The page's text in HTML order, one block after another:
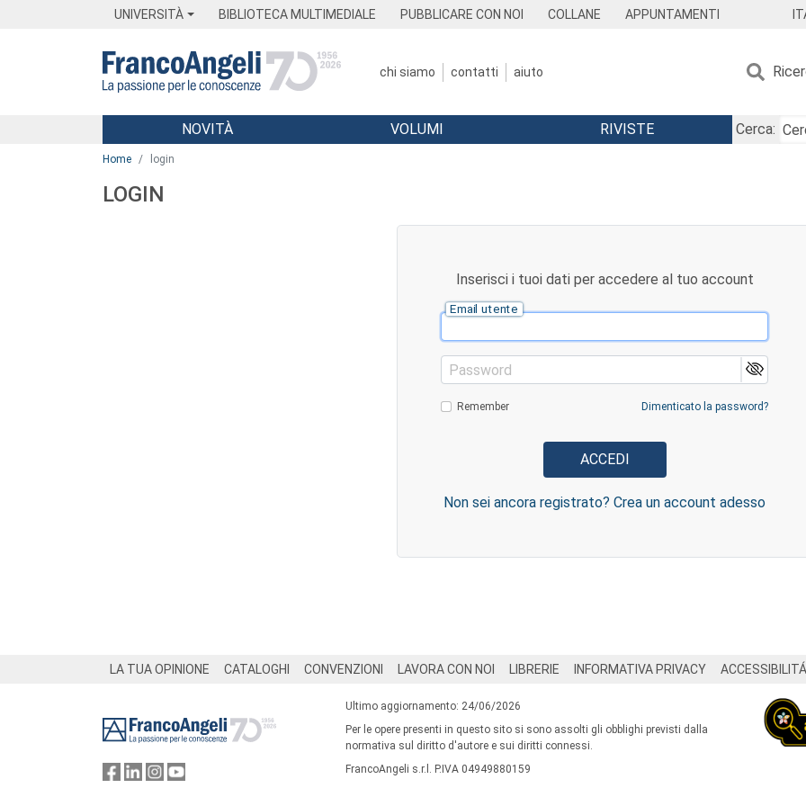
UNIVERSITÀ BIBLIOTECA MULTIMEDIALE PUBBLICARE CON NOI COLLANE APPUNTAMENTI
chi siamo contatti aiuto
Menu
NOVITÀ VOLUMI RIVISTE
Cerca:
Home login
LOGIN
Inserisci i tuoi dati per accedere al tuo account
Email utente
Password
Remember Dimenticato la password?
Non sei ancora registrato? Crea un account adesso
LA TUA OPINIONE CATALOGHI CONVENZIONI LAVORA CON NOI LIBRERIE INFORMATIVA PRIVACY ACCESSIBILITÁ
Ultimo aggiornamento: 24/06/2026
Per le opere presenti in questo sito si sono assolti gli obblighi previsti dalla
normativa sul diritto d'autore e sui diritti connessi.
FrancoAngeli s.r.l. P.IVA 04949880159